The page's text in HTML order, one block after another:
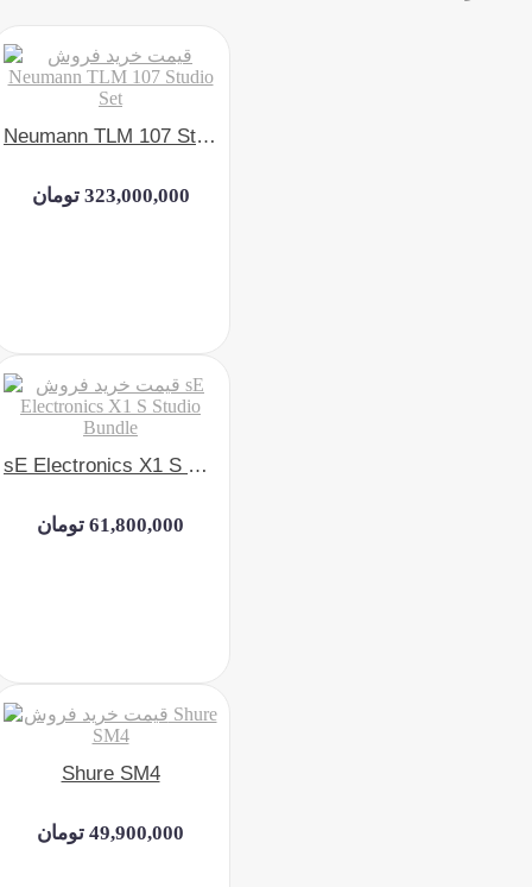
Neumann TLM 107 Studio Set
323,000,000 تومان
sE Electronics X1 S Studio Bundle
61,800,000 تومان
Shure SM4
49,900,000 تومان